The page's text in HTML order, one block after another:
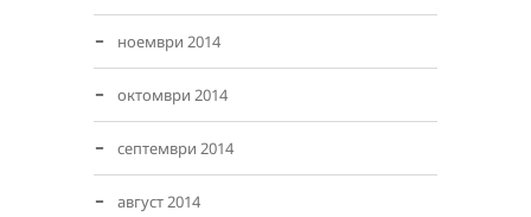
ноември 2014
октомври 2014
септември 2014
август 2014